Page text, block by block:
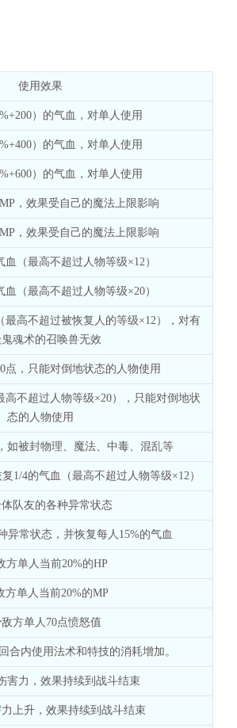
使用效果
）的气血，对单人使用
）的气血，对单人使用
）的气血，对单人使用
，效果受自己的魔法上限影响
，效果受自己的魔法上限影响
（最高不超过人物等级×12）
（最高不超过人物等级×20）
最高不超过被恢复人的等级×12），对有
魂术的召唤兽无效
点，只能对倒地状态的人物使用
高不超过人物等级×20），只能对倒地状
态的人物使用
如被封物理、魔法、中毒、混乱等
1/4的气血（最高不超过人物等级×12）
队友的各种异常状态
异常状态，并恢复每人15%的气血
方单人当前20%的HP
方单人当前20%的MP
方单人70点愤怒值
合内使用法术和特技的消耗增加。
害力，效果持续到战斗结束
上升，效果持续到战斗结束